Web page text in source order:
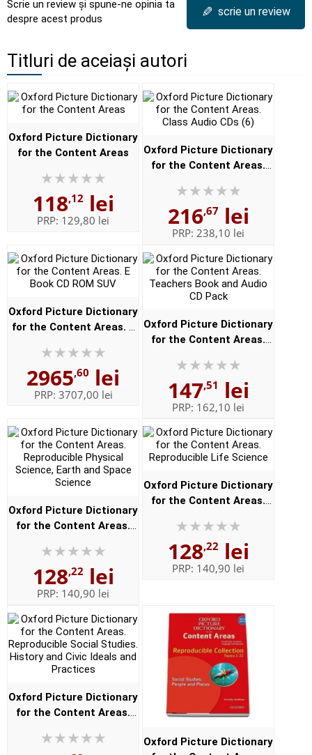
Scrie un review și spune-ne opinia ta
despre acest produs
✎ scrie un review
Titluri de aceiași autori
Oxford Picture Dictionary
for the Content Areas
118,12lei
PRP: 129,80 lei
Oxford Picture Dictionary
for the Content Areas.
216,67lei
PRP: 238,10 lei
Oxford Picture Dictionary
for the Content Areas. E
2965,60 lei
PRP: 3707,00 lei
Oxford Picture Dictionary
for the Content Areas.
CD Pack
147,51 lei
PRP: 162,10 lei
Oxford Picture Dictionary
for the Content Areas.
Science, Earth and Space
Science
128,22lei
PRP: 140,90 lei
Oxford Picture Dictionary
for the Content Areas.
Science
128,22lei
PRP: 140,90 lei
Oxford Picture Dictionary
for the Content Areas.
Studies. History and Civic
Oxford Picture Dictionary